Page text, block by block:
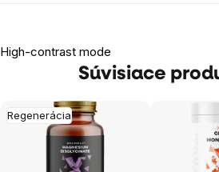
High-contrast mode
Súvisiace
Regenerácia